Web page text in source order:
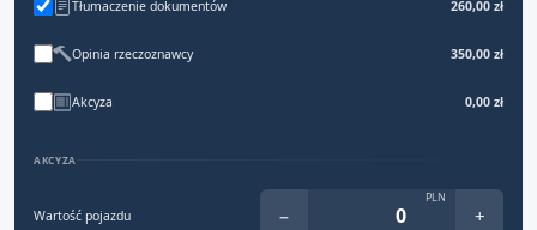
Tłumaczenie dokumentów 260,00 zł
Opinia rzeczoznawcy 350,00 zł
Akcyza 0,00 zł
AKCYZA
Wartość pojazdu −
PLN
+